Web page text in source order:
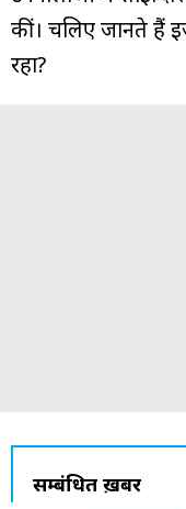
कीं। चलिए जानते हैं
रहा?
सम्बंधित ख़बरें